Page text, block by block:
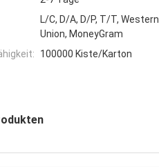
L/C, D/A, D/P, T/T, Western
Union, MoneyGram
100000 Kiste/Karton